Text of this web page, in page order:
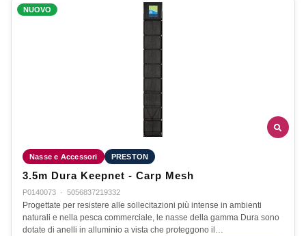
NUOVO
Nasse e Accessori PRESTON
3.5m Dura Keepnet - Carp Mesh
P0140073 · 5056837219332
Progettate per resistere alle sollecitazioni più intense in ambienti
naturali e nella pesca commerciale, le nasse della gamma Dura sono
dotate di anelli in alluminio a vista che proteggono il…